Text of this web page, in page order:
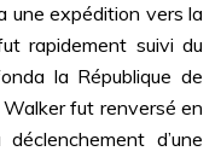
une expédition vers la
rapidement suivi du
la République de
fut renversé en
d’une